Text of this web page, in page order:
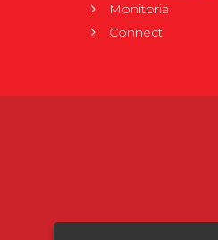
Monitoria
Connect